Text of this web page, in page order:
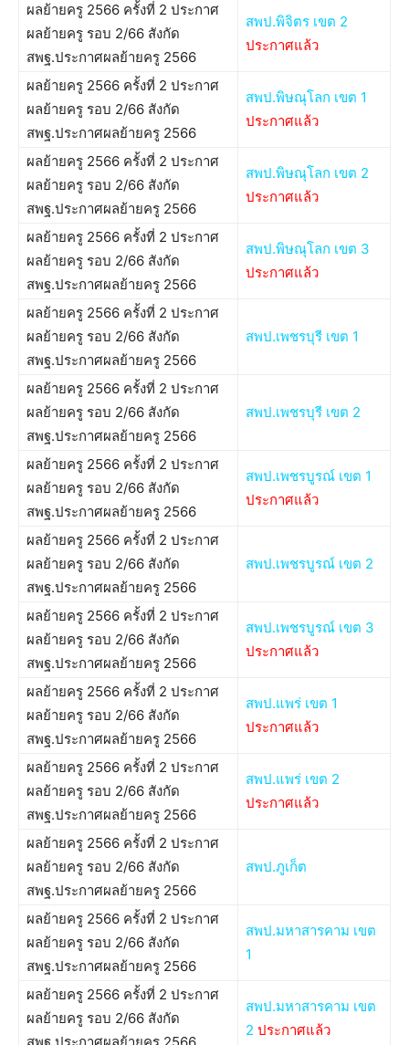
ผลย้ายครู 2566 ครั้งที่ 2 ประกาศ
ผลย้ายครู รอบ 2/66 สังกัด
สพฐ.ประกาศผลย้ายครู 2566
สพป.พิจิตร เขต 2
ประกาศแล้ว
ผลย้ายครู 2566 ครั้งที่ 2 ประกาศ
ผลย้ายครู รอบ 2/66 สังกัด
สพฐ.ประกาศผลย้ายครู 2566
สพป.พิษณุโลก เขต 1
ประกาศแล้ว
ผลย้ายครู 2566 ครั้งที่ 2 ประกาศ
ผลย้ายครู รอบ 2/66 สังกัด
สพฐ.ประกาศผลย้ายครู 2566
สพป.พิษณุโลก เขต 2
ประกาศแล้ว
ผลย้ายครู 2566 ครั้งที่ 2 ประกาศ
ผลย้ายครู รอบ 2/66 สังกัด
สพฐ.ประกาศผลย้ายครู 2566
สพป.พิษณุโลก เขต 3
ประกาศแล้ว
ผลย้ายครู 2566 ครั้งที่ 2 ประกาศ
ผลย้ายครู รอบ 2/66 สังกัด
สพฐ.ประกาศผลย้ายครู 2566
สพป.เพชรบุรี เขต 1
ผลย้ายครู 2566 ครั้งที่ 2 ประกาศ
ผลย้ายครู รอบ 2/66 สังกัด
สพฐ.ประกาศผลย้ายครู 2566
สพป.เพชรบุรี เขต 2
ผลย้ายครู 2566 ครั้งที่ 2 ประกาศ
ผลย้ายครู รอบ 2/66 สังกัด
สพฐ.ประกาศผลย้ายครู 2566
สพป.เพชรบูรณ์ เขต 1
ประกาศแล้ว
ผลย้ายครู 2566 ครั้งที่ 2 ประกาศ
ผลย้ายครู รอบ 2/66 สังกัด
สพฐ.ประกาศผลย้ายครู 2566
สพป.เพชรบูรณ์ เขต 2
ผลย้ายครู 2566 ครั้งที่ 2 ประกาศ
ผลย้ายครู รอบ 2/66 สังกัด
สพฐ.ประกาศผลย้ายครู 2566
สพป.เพชรบูรณ์ เขต 3
ประกาศแล้ว
ผลย้ายครู 2566 ครั้งที่ 2 ประกาศ
ผลย้ายครู รอบ 2/66 สังกัด
สพฐ.ประกาศผลย้ายครู 2566
สพป.แพร่ เขต 1
ประกาศแล้ว
ผลย้ายครู 2566 ครั้งที่ 2 ประกาศ
ผลย้ายครู รอบ 2/66 สังกัด
สพฐ.ประกาศผลย้ายครู 2566
สพป.แพร่ เขต 2
ประกาศแล้ว
ผลย้ายครู 2566 ครั้งที่ 2 ประกาศ
ผลย้ายครู รอบ 2/66 สังกัด
สพฐ.ประกาศผลย้ายครู 2566
สพป.ภูเก็ต
ผลย้ายครู 2566 ครั้งที่ 2 ประกาศ
ผลย้ายครู รอบ 2/66 สังกัด
สพฐ.ประกาศผลย้ายครู 2566
สพป.มหาสารคาม เขต
1
ผลย้ายครู 2566 ครั้งที่ 2 ประกาศ
ผลย้ายครู รอบ 2/66 สังกัด
สพป.มหาสารคาม เขต
2 ประกาศแล้ว